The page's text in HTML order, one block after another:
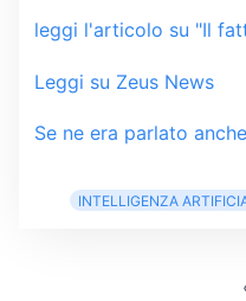
leggi l'articolo su "Il
Leggi su Zeus News
Se ne era parlato
INTELLIGENZA